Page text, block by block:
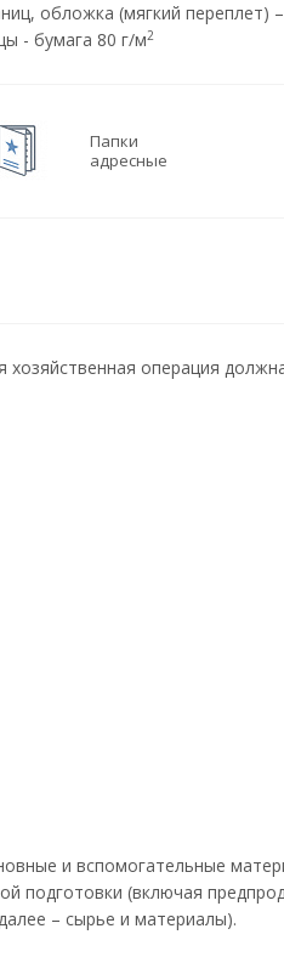
обложка (мягкий переплет)
- бумага 80 г/м2
Папки
адресные
хозяйственная операция
и вспомогательные
подготовки (включая
– сырье и материалы).